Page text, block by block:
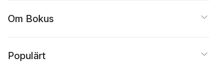
Om Bokus
Populärt